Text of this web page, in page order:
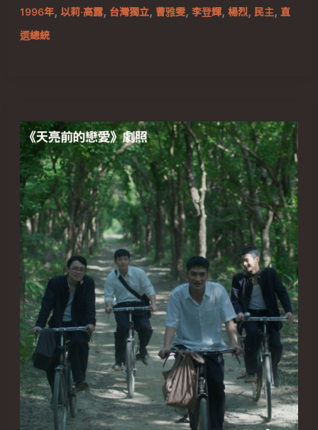
1996年, 以莉·高露, 台灣獨立, 曹雅雯, 李登輝, 楊烈, 民主, 直
選總統